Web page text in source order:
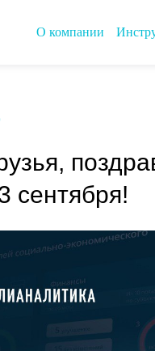
О компании
сентября!